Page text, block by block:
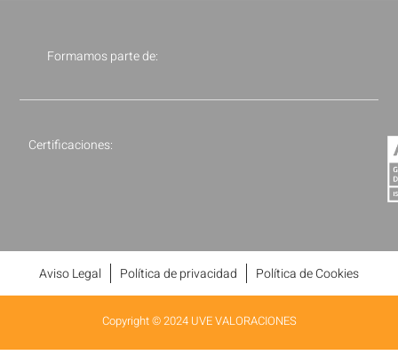
Formamos parte de:
Certificaciones:
Aviso Legal Política de privacidad Política de Cookies
Copyright © 2024 UVE VALORACIONES